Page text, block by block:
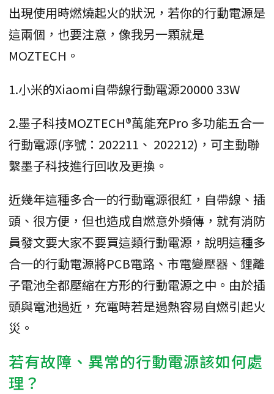
出現使用時燃燒起火的狀況，若你的行動電源是
這兩個，也要注意，像我另一顆就是
MOZTECH。
1.小米的Xiaomi自帶線行動電源20000 33W
2.墨子科技MOZTECH®萬能充Pro 多功能五合一
行動電源(序號：202211、 202212)，可主動聯
繫墨子科技進行回收及更換。
近幾年這種多合一的行動電源很紅，自帶線、插
頭、很方便，但也造成自燃意外頻傳，就有消防
員發文要大家不要買這類行動電源，說明這種多
合一的行動電源將PCB電路、市電變壓器、鋰離
子電池全都壓縮在方形的行動電源之中。由於插
頭與電池過近，充電時若是過熱容易自燃引起火
災。
若有故障、異常的行動電源該如何處
理？